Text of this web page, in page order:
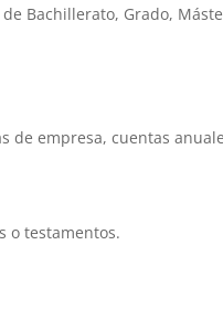
Bachillerato, Grado,
de empresa, cuentas
o testamentos.